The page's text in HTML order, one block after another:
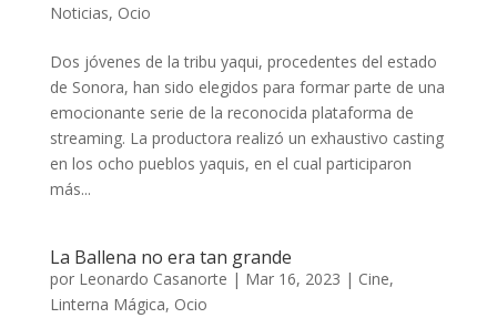
Noticias, Ocio
Dos jóvenes de la tribu yaqui, procedentes del estado
de Sonora, han sido elegidos para formar parte de una
emocionante serie de la reconocida plataforma de
streaming. La productora realizó un exhaustivo casting
en los ocho pueblos yaquis, en el cual participaron
más...
La Ballena no era tan grande
por Leonardo Casanorte | Mar 16, 2023 | Cine,
Linterna Mágica, Ocio